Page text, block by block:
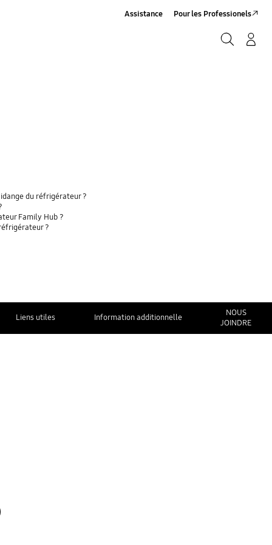
Assistance Pour les Professionels
du réfrigérateur ?
Family Hub ?
?
Liens utiles Information additionnelle
NOUS
JOINDRE